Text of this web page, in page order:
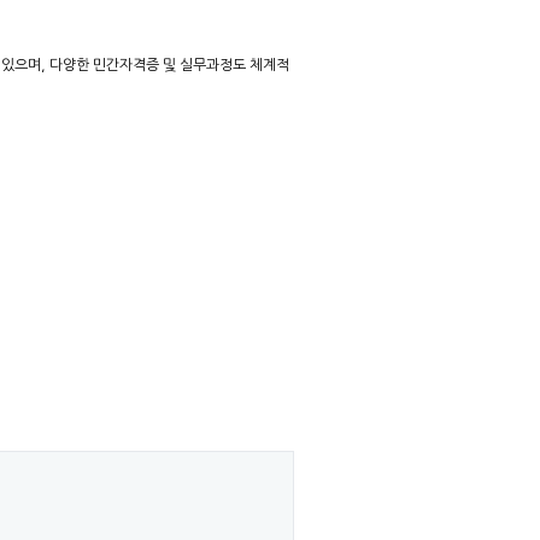
으며, 다양한 민간자격증 및 실무과정도 체계적